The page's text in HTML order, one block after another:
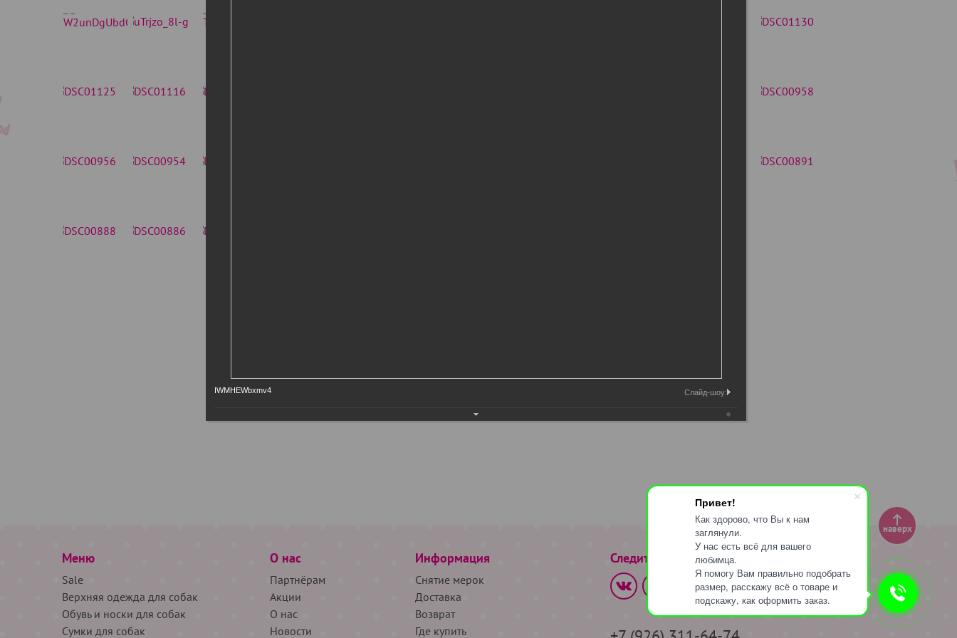
Привет!
Как здорово, что Вы к нам
заглянули.
У нас есть всё для вашего
любимца.
Я помогу Вам правильно подобрать
размер, расскажу всё о товаре и
подскажу, как оформить заказ.
Меню
Sale
Верхняя одежда для собак
Обувь и носки для собак
Сумки для собак
О нас
Партнёрам
Акции
О нас
Новости
Информация
Снятие мерок
Доставка
Возврат
Где купить
Следите за нами
наверх
IWMHEWbxmv4 Слайд-шоу: